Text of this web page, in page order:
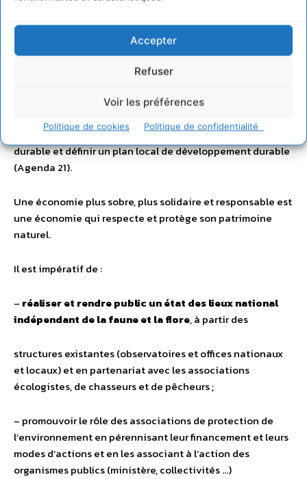
Accepter
Refuser
Voir les préférences
Politique de cookies Politique de confidentialité
– la suppression de toute dérogation à la loi « SRU »
imposant 20% de logements sociaux ;
– l’obligation pour chaque commune et collectivité locale
lieux indépendant sur ses impacts de développement
durable et définir un plan local de développement durable
(Agenda 21).
Une économie plus sobre, plus solidaire et responsable est
une économie qui respecte et protège son patrimoine
naturel.
Il est impératif de :
– réaliser et rendre public un état des lieux national
indépendant de la faune et la flore, à partir des
structures existantes (observatoires et offices nationaux
et locaux) et en partenariat avec les associations
écologistes, de chasseurs et de pêcheurs ;
– promouvoir le rôle des associations de protection de
l’environnement en pérennisant leur financement et leurs
modes d’actions et en les associant à l’action des
organismes publics (ministère, collectivités …)